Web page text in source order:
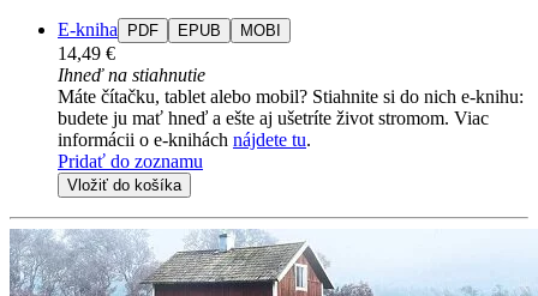
E-kniha PDF EPUB MOBI
14,49 €
Ihneď na stiahnutie
Máte čítačku, tablet alebo mobil? Stiahnite si do nich e-knihu:
budete ju mať hneď a ešte aj ušetríte život stromom. Viac
informácii o e-knihách nájdete tu.
Pridať do zoznamu
Vložiť do košíka